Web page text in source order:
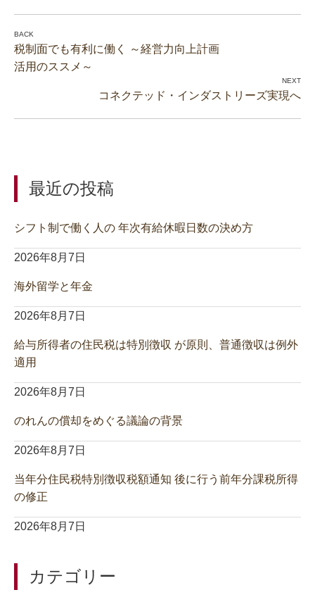
税制面でも有利に働く ～経営力向上計画
活用のススメ～
コネクテッド・インダストリーズ実現へ
最近の投稿
シフト制で働く人の 年次有給休暇日数の決め方
2026年8月7日
海外留学と年金
2026年8月7日
給与所得者の住民税は特別徴収 が原則、普通徴収は例外
適用
2026年8月7日
のれんの償却をめぐる議論の背景
2026年8月7日
当年分住民税特別徴収税額通知 後に行う前年分課税所得
の修正
2026年8月7日
カテゴリー